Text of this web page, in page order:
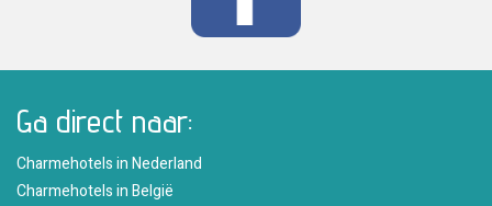
Ga direct naar:
Charmehotels in Nederland
Charmehotels in België